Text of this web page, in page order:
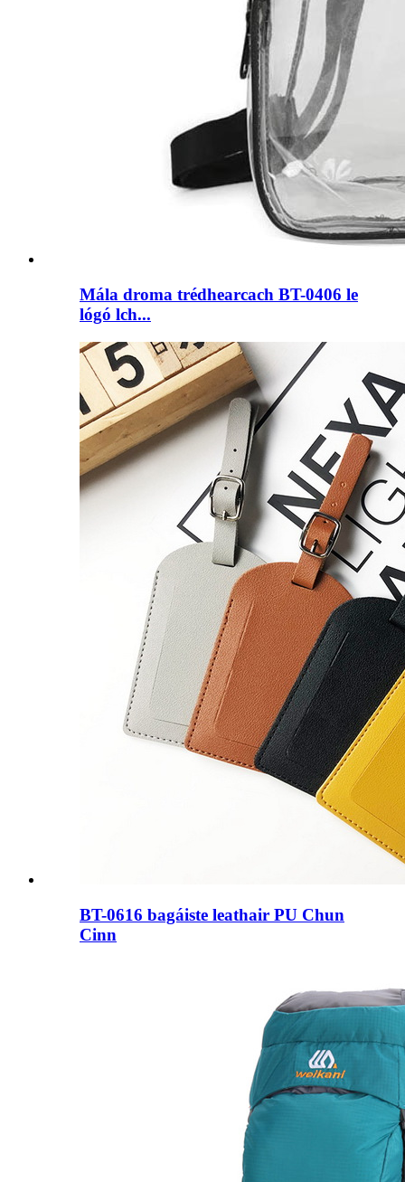
Mála droma trédhearcach BT-0406 le
lógó lch...
BT-0616 bagáiste leathair PU Chun
Cinn